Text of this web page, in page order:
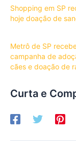
Shopping em SP
hoje doação de
Metrô de SP
campanha de
cães e doação de
Curta e